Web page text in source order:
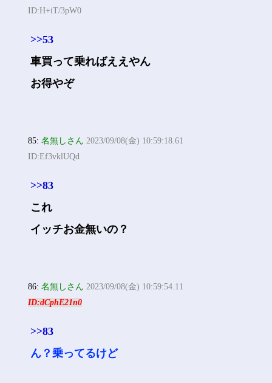
ID:H+iT/3pW0
>>53
車買って乗ればええやん
お得やぞ
85:名無しさん 2023/09/08(金) 10:59:18.61
ID:Ef3vklUQd
>>83
これ
イッチお金無いの？
86:名無しさん 2023/09/08(金) 10:59:54.11
ID:dCphE21n0
>>83
ん？乗ってるけど